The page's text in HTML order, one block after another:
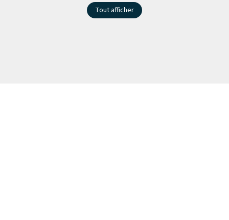
Tout afficher